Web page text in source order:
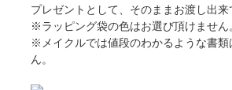
プレゼントとして、そのままお渡し出来
※ラッピング袋の色はお選び頂けません
※メイクルでは値段のわかるような書類
ん。